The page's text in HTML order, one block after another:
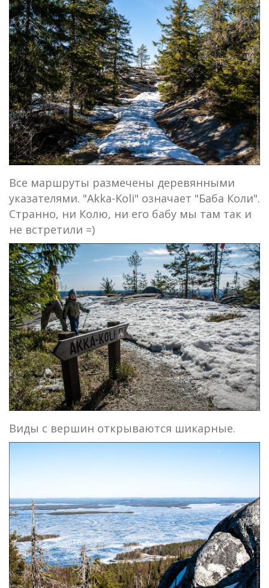
Все маршруты размечены деревянными
указателями. "Akka-Koli" означает "Баба Коли".
Странно, ни Колю, ни его бабу мы там так и
не встретили =)
Виды с вершин открываются шикарные.